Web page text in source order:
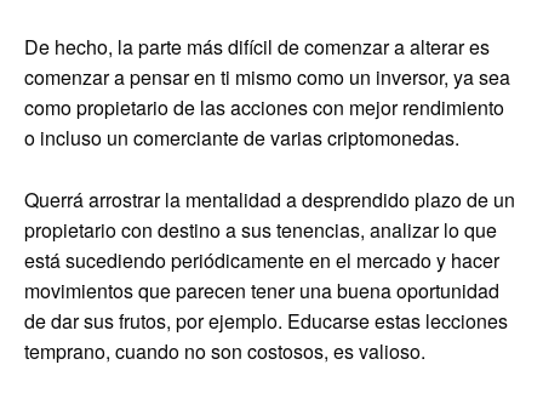
De hecho, la parte más difícil de comenzar a alterar es
comenzar a pensar en ti mismo como un inversor, ya sea
como propietario de las acciones con mejor rendimiento
o incluso un comerciante de varias criptomonedas.
Querrá arrostrar la mentalidad a desprendido plazo de un
propietario con destino a sus tenencias, analizar lo que
está sucediendo periódicamente en el mercado y hacer
movimientos que parecen tener una buena oportunidad
de dar sus frutos, por ejemplo. Educarse estas lecciones
temprano, cuando no son costosos, es valioso.